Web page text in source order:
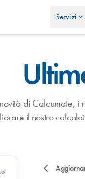
Servizi
di Calcumate,
il nostro